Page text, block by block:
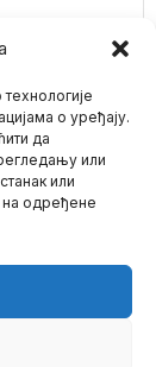
о уређају.
да
или
или
на одређене